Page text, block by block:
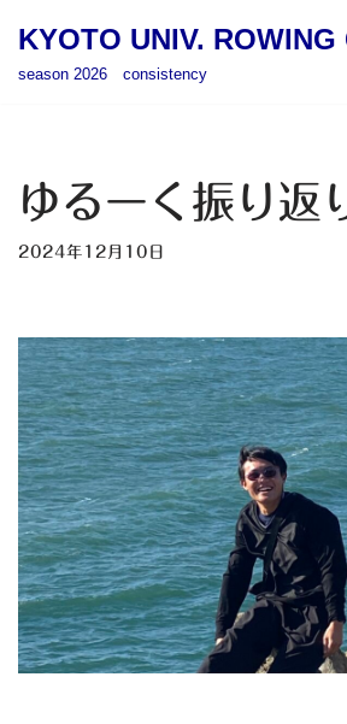
ツ
へ
KYOTO UNIV. ROWING
season 2026 consistency
ゆるーく振り返
2024年12月10日